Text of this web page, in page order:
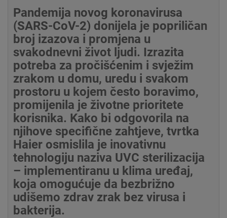
Pandemija novog koronavirusa
(SARS-CoV-2) donijela je popriličan
broj izazova i promjena u
svakodnevni život ljudi. Izrazita
potreba za pročišćenim i svježim
zrakom u domu, uredu i svakom
prostoru u kojem često boravimo,
promijenila je životne prioritete
korisnika. Kako bi odgovorila na
njihove specifične zahtjeve, tvrtka
Haier osmislila je inovativnu
tehnologiju naziva UVC sterilizacija
– implementiranu u klima uređaj,
koja omogućuje da bezbrižno
udišemo zdrav zrak bez virusa i
bakterija.